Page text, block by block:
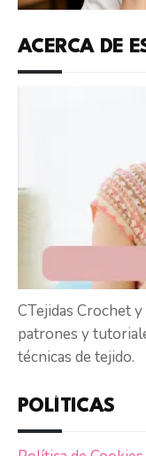
ACERCA DE
CTejidas Crochet
patrones y
técnicas de tejido.
POLÍTICAS